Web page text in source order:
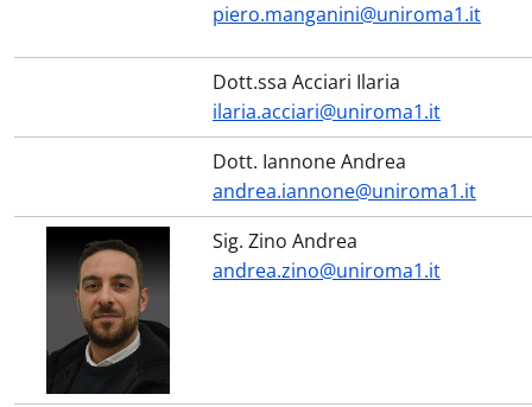
piero.manganini@uniroma1.it
Dott.ssa Acciari Ilaria
ilaria.acciari@uniroma1.it
Dott. Iannone Andrea
andrea.iannone@uniroma1.it
Sig. Zino Andrea
andrea.zino@uniroma1.it